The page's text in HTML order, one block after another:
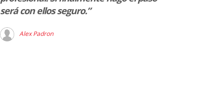
será con ellos seguro.”
Alex Padron